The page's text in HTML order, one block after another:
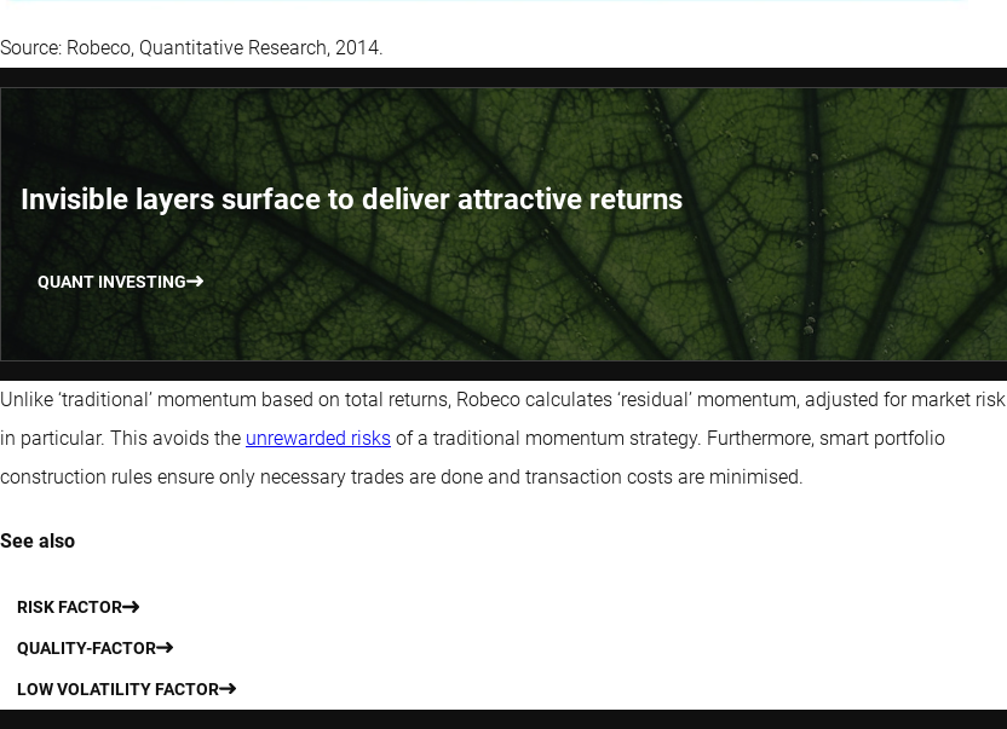
Source: Robeco, Quantitative Research, 2014.
Invisible layers surface to deliver attractive returns
QUANT INVESTING
Unlike ‘traditional’ momentum based on total returns, Robeco calculates ‘residual’ momentum, adjusted for market risk
in particular. This avoids the unrewarded risks of a traditional momentum strategy. Furthermore, smart portfolio
construction rules ensure only necessary trades are done and transaction costs are minimised.
See also
RISK FACTOR
QUALITY-FACTOR
LOW VOLATILITY FACTOR